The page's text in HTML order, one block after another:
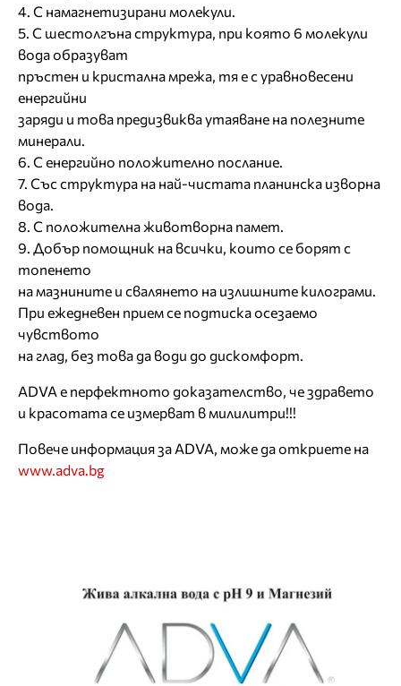
4. С намагнетизирани молекули.
5. С шестолгъна структура, при която 6 молекули
вода образуват
пръстен и кристална мрежа, тя е с уравновесени
енергийни
заряди и това предизвиква утаяване на полезните
минерали.
6. С енергийно положително послание.
7. Със структура на най-чистата планинска изворна
вода.
8. С положителна животворна памет.
9. Добър помощник на всички, които се борят с
топенето
на мазнините и свалянето на излишните килограми.
При ежедневен прием се подтиска осезаемо
чувството
на глад, без това да води до дискомфорт.
ADVA е перфектното доказателство, че здравето
и красотата се измерват в милилитри!!!
Повече информация за ADVA, може да откриете на
www.adva.bg